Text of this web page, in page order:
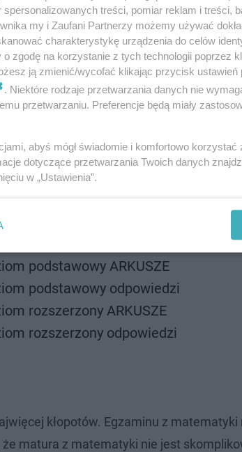
stronie archiwum Operona >>
podstawowy ARKUSZE
podstawowy odpowiedzi
rozszerzony ARKUSZE
rozszerzony odpowiedzi
kłopotów. Egzaminu z matematyki
matura z matematyki nie jest
treści, pomiar reklam i treści,
my i Zaufani Partnerzy możemy używać
charakterystykę urządzenia do celów
zgodę na korzystanie z tych technologii poprzez
ją zmienić/wycofać klikając przycisk
. Niektóre rodzaje przetwarzania danych nie
przetwarzaniu. Preferencje będą miały
abyś mógł świadomie i komfortowo
dotyczące przetwarzania Twoich danych
w „Ustawienia”.